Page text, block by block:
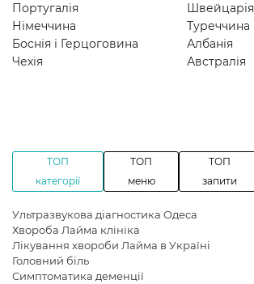
Португалія
Німеччина
Боснія і Герцоговина
Чехія
Швейцарія
Туреччина
Албанія
Австралія
ТОП
категорії
ТОП
меню
ТОП
запити
Ультразвукова діагностика Одеса
Хвороба Лайма клініка
Лікування хвороби Лайма в Україні
Головний біль
Симптоматика деменції